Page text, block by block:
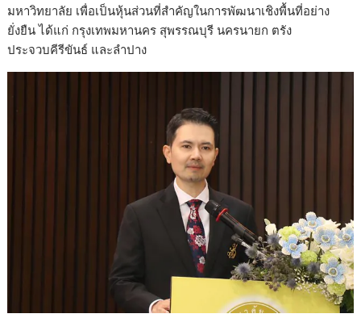
มหาวิทยาลัย เพื่อเป็นหุ้นส่วนที่สำคัญในการพัฒนาเชิงพื้นที่อย่าง
ยั่งยืน ได้แก่ กรุงเทพมหานคร สุพรรณบุรี นครนายก ตรัง
ประจวบคีรีขันธ์ และลำปาง